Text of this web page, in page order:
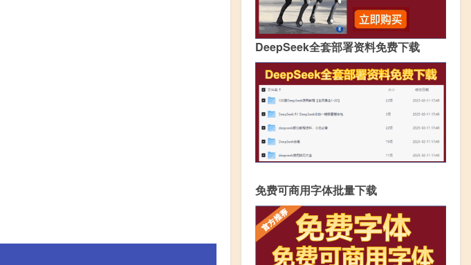
DeepSeek全套部署资料免费下载
免费可商用字体批量下载